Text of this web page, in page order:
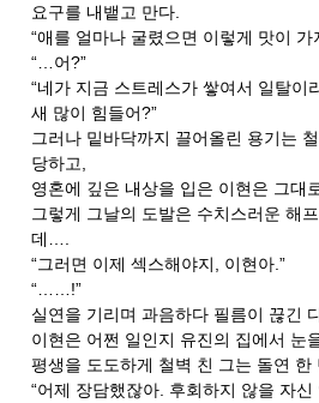
요구를 내뱉고 만다.
“애를 얼마나 굴렸으면 이렇게 맛이 가
“…어?”
“네가 지금 스트레스가 쌓여서 일탈이
새 많이 힘들어?”
그러나 밑바닥까지 끌어올린 용기는
당하고,
영혼에 깊은 내상을 입은 이현은 그대
그렇게 그날의 도발은 수치스러운 해
데….
“그러면 이제 섹스해야지, 이현아.”
“……!”
실연을 기리며 과음하다 필름이 끊긴
이현은 어쩐 일인지 유진의 집에서 눈
평생을 도도하게 철벽 친 그는 돌연 한
“어제 장담했잖아. 후회하지 않을 자신